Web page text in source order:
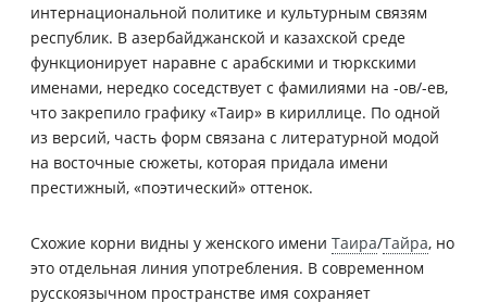
интернациональной политике и культурным связям
республик. В азербайджанской и казахской среде
функционирует наравне с арабскими и тюркскими
именами, нередко соседствует с фамилиями на -ов/-ев,
что закрепило графику «Таир» в кириллице. По одной
из версий, часть форм связана с литературной модой
на восточные сюжеты, которая придала имени
престижный, «поэтический» оттенок.
Схожие корни видны у женского имени Таира/Тайра, но
это отдельная линия употребления. В современном
русскоязычном пространстве имя сохраняет